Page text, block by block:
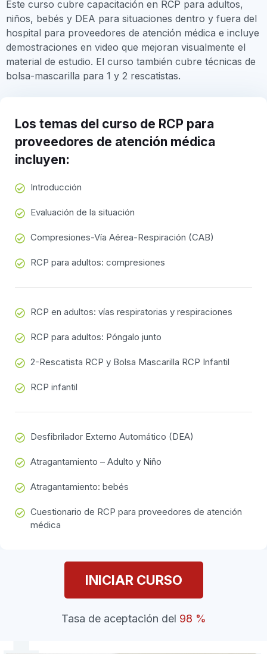
Este curso cubre capacitación en RCP para adultos,
niños, bebés y DEA para situaciones dentro y fuera del
hospital para proveedores de atención médica e incluye
demostraciones en video que mejoran visualmente el
material de estudio. El curso también cubre técnicas de
bolsa-mascarilla para 1 y 2 rescatistas.
Los temas del curso de RCP para
proveedores de atención médica
incluyen:
Introducción
Evaluación de la situación
Compresiones-Vía Aérea-Respiración (CAB)
RCP para adultos: compresiones
RCP en adultos: vías respiratorias y respiraciones
RCP para adultos: Póngalo junto
2-Rescatista RCP y Bolsa Mascarilla RCP Infantil
RCP infantil
Desfibrilador Externo Automático (DEA)
Atragantamiento – Adulto y Niño
Atragantamiento: bebés
Cuestionario de RCP para proveedores de atención
médica
INICIAR CURSO
Tasa de aceptación del 98 %